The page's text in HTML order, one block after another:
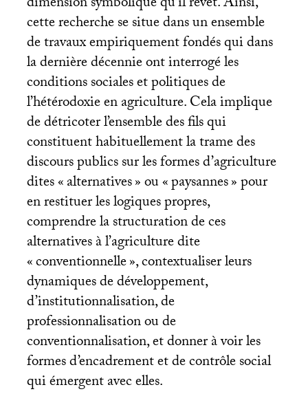
cette recherche se situe dans un ensemble
de travaux empiriquement fondés qui dans
la dernière décennie ont interrogé les
conditions sociales et politiques de
l’hétérodoxie en agriculture. Cela implique
de détricoter l’ensemble des fils qui
constituent habituellement la trame des
discours publics sur les formes d’agriculture
dites «alternatives» ou «paysannes» pour
en restituer les logiques propres,
comprendre la structuration de ces
alternatives à l’agriculture dite
«conventionnelle», contextualiser leurs
dynamiques de développement,
d’institutionnalisation, de
professionnalisation ou de
conventionnalisation, et donner à voir les
formes d’encadrement et de contrôle social
qui émergent avec elles.